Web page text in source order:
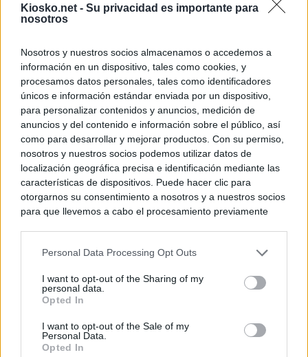
Kiosko.net - Su privacidad es importante para
nosotros
Nosotros y nuestros socios almacenamos o accedemos a
información en un dispositivo, tales como cookies, y
procesamos datos personales, tales como identificadores
únicos e información estándar enviada por un dispositivo,
para personalizar contenidos y anuncios, medición de
anuncios y del contenido e información sobre el público, así
como para desarrollar y mejorar productos. Con su permiso,
nosotros y nuestros socios podemos utilizar datos de
localización geográfica precisa e identificación mediante las
características de dispositivos. Puede hacer clic para
otorgarnos su consentimiento a nosotros y a nuestros socios
para que llevemos a cabo el procesamiento previamente
negar su consentimiento. Tenga en cuenta que algún
de su consentimiento, pero usted tiene el derecho de
rechazar tal procesamiento. Sus preferencias se aplicarán
cualquier momento entrando de nuevo en este sitio web o
visitando nuestra política de privacidad.
Personal Data Processing Opt Outs
I want to opt-out of the Sharing of my
personal data.
Opted In
I want to opt-out of the Sale of my
Personal Data.
Opted In